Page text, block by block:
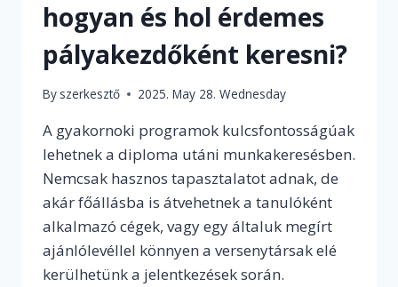
hogyan és hol érdemes
pályakezdőként keresni?
By szerkesztő 2025. May 28. Wednesday
A gyakornoki programok kulcsfontosságúak
lehetnek a diploma utáni munkakeresésben.
Nemcsak hasznos tapasztalatot adnak, de
akár főállásba is átvehetnek a tanulóként
alkalmazó cégek, vagy egy általuk megírt
ajánlólevéllel könnyen a versenytársak elé
kerülhetünk a jelentkezések során.